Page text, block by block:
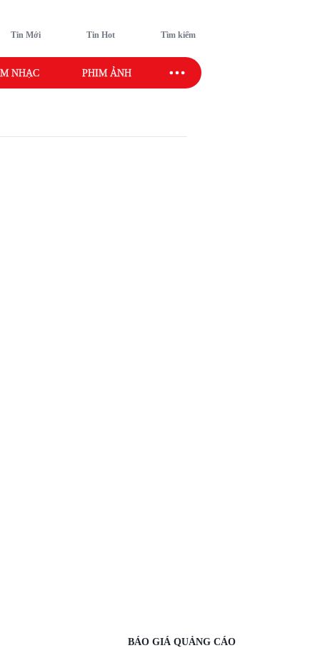
Tin Mới Tin Hot Tìm kiếm
NHẠC PHIM ẢNH SAO SPORT
BÁO GIÁ QUẢNG CÁO